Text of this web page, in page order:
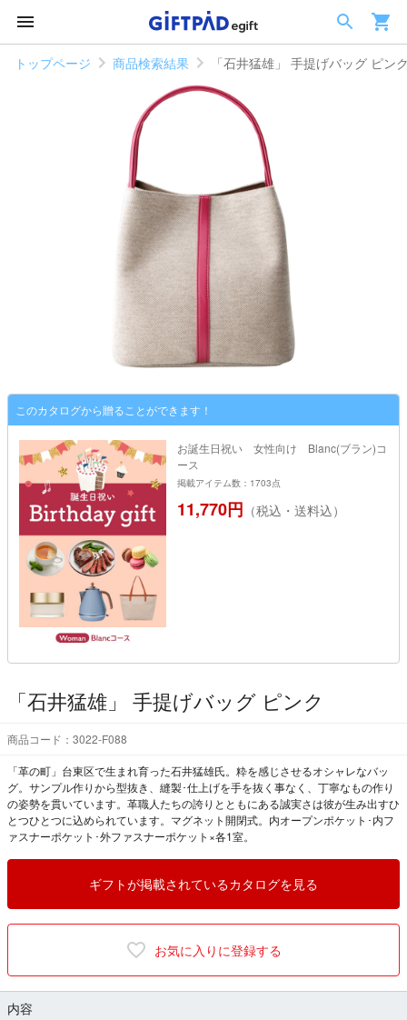
トップページ 商品検索結果 「石井猛雄」 手提げバッグ ピン
このカタログから贈ることができます！
お誕生日祝い 女性向け Blanc(ブラン)コ
ース
掲載アイテム数：1703点
11,770円 （税込・送料込）
「石井猛雄」 手提げバッグ ピンク
商品コード：3022-F088
「革の町」台東区で生まれ育った石井猛雄氏。粋を感じさせるオシャレなバッ
グ。サンプル作りから型抜き、縫製･仕上げを手を抜く事なく、丁寧なもの作り
の姿勢を貫いています。革職人たちの誇りとともにある誠実さは彼が生み出すひ
とつひとつに込められています。マグネット開閉式。内オープンポケット･内フ
ァスナーポケット･外ファスナーポケット×各1室。
ギフトが掲載されているカタログを見る
お気に入りに登録する
内容